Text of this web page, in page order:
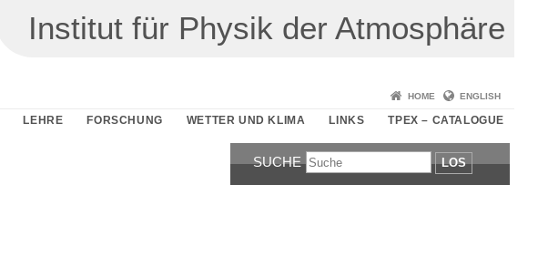
Institut für Physik der Atmosphäre
HOME ENGLISH
LEHRE FORSCHUNG WETTER UND KLIMA LINKS TPEX – CATALOGUE
SUCHE LOS